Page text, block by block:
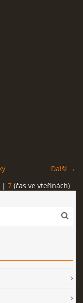
Další →
| 7 (čas ve vteřinách)